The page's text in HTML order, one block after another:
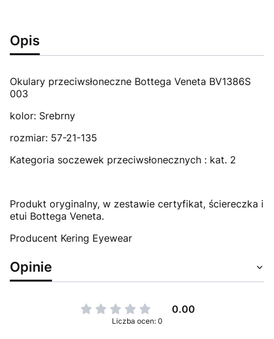
Opis
Okulary przeciwsłoneczne Bottega Veneta BV1386S
003
kolor: Srebrny
rozmiar: 57-21-135
Kategoria soczewek przeciwsłonecznych : kat. 2
Produkt oryginalny, w zestawie certyfikat, ściereczka i
etui Bottega Veneta.
Producent Kering Eyewear
Opinie
0.00
Liczba ocen: 0